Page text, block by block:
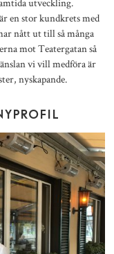
utveckling.
en stor kundkrets med
nått ut till så många
mot Teatergatan så
vi vill medföra är
nyskapande.